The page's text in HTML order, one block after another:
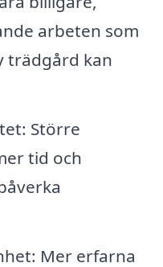
arbeten som
trädgård kan
Större
tid och
Mer erfarna